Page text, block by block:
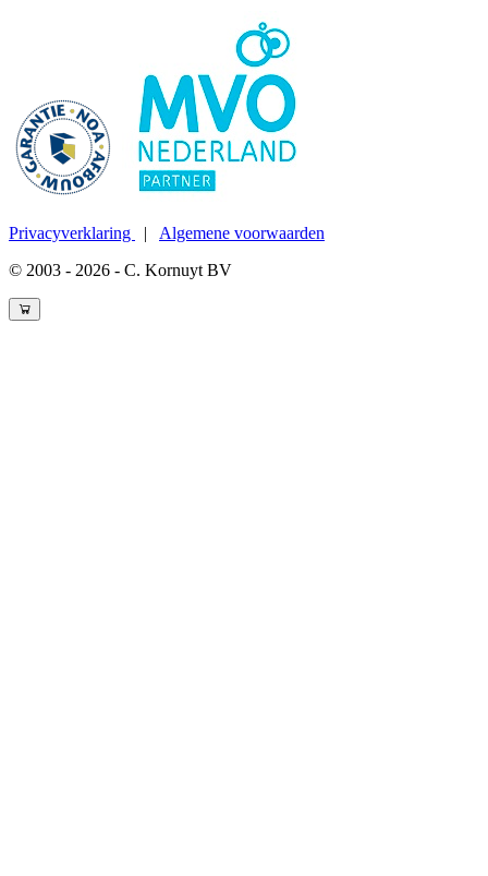
Privacyverklaring | Algemene voorwaarden
© 2003 - 2026 - C. Kornuyt BV